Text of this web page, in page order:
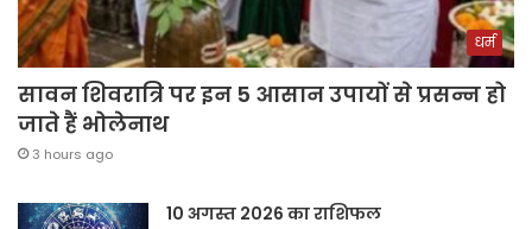
धर्म
सावन शिवरात्रि पर इन 5 आसान उपायों से प्रसन्न हो
जाते हैं भोलेनाथ
3 hours ago
10 अगस्त 2026 का राशिफल